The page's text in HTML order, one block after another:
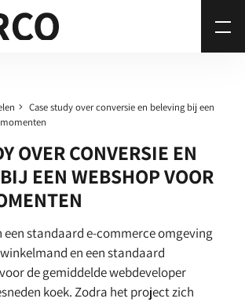
Case study over conversie en beleving bij een
OVER CONVERSIE EN
EEN WEBSHOP VOOR
een standaard e-commerce omgeving
en een standaard
de gemiddelde webdeveloper
koek. Zodra het project zich